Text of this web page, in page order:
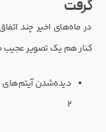
گرفت
در ماه‌های اخیر چند
کنار هم یک تصویر عجیب
2